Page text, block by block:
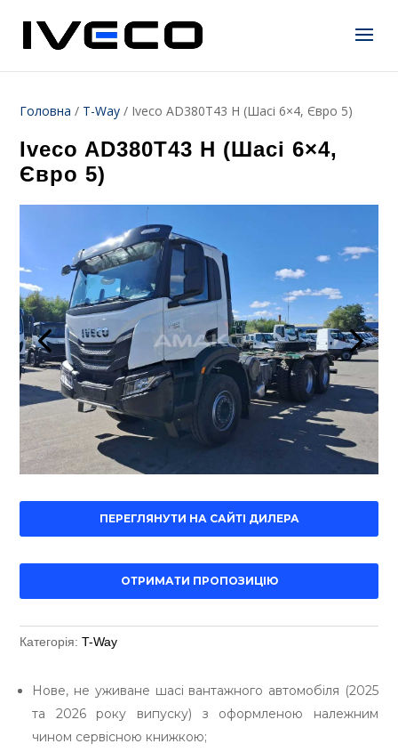
Головна / T-Way / Iveco AD380T43 H (Шасі 6×4, Євро 5)
Iveco AD380T43 H (Шасі 6×4,
Євро 5)
ПЕРЕГЛЯНУТИ НА САЙТІ ДИЛЕРА
ОТРИМАТИ ПРОПОЗИЦІЮ
Категорія: T-Way
Нове, не уживане шасі вантажного автомобіля (2025
та 2026 року випуску) з оформленою належним
чином сервісною книжкою;